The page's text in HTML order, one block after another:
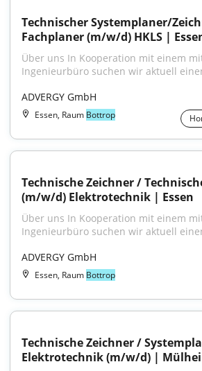
Technischer Systemplaner/
Fachplaner (m/w/d) HKLS |
Über uns In Kooperation mit einem
Ingenieurbüro suchen wir aktuell
ADVERGY GmbH
Essen, Raum Bottrop
Technische Zeichner /
(m/w/d) Elektrotechnik | Essen
Über uns In Kooperation mit einem
Ingenieurbüro suchen wir aktuell
ADVERGY GmbH
Essen, Raum Bottrop
Technische Zeichner /
Elektrotechnik (m/w/d) |